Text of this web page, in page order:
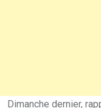
Dimanche dernier,